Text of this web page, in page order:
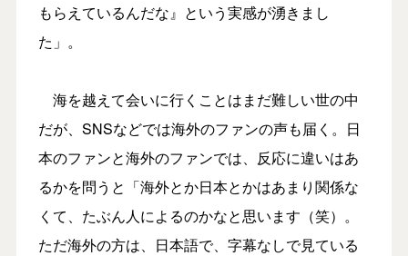
もらえているんだな』という実感が湧きまし
た」。
海を越えて会いに行くことはまだ難しい世の中
だが、SNSなどでは海外のファンの声も届く。日
本のファンと海外のファンでは、反応に違いはあ
るかを問うと「海外とか日本とかはあまり関係な
くて、たぶん人によるのかなと思います（笑）。
ただ海外の方は、日本語で、字幕なしで見ている